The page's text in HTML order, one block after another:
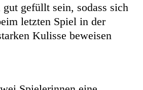
gefüllt sein, sodass sich
letzten Spiel in der
Kulisse beweisen